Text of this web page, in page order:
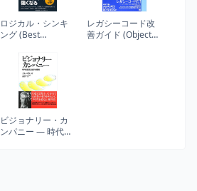
ロジカル・シンキ
ング (Best
レガシーコード改
善ガイド (Object
ビジョナリー・カ
ンパニー ― 時代を